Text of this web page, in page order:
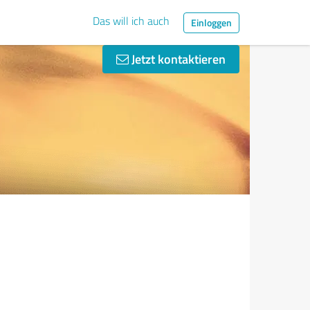
Das will ich auch Einloggen
Jetzt kontaktieren